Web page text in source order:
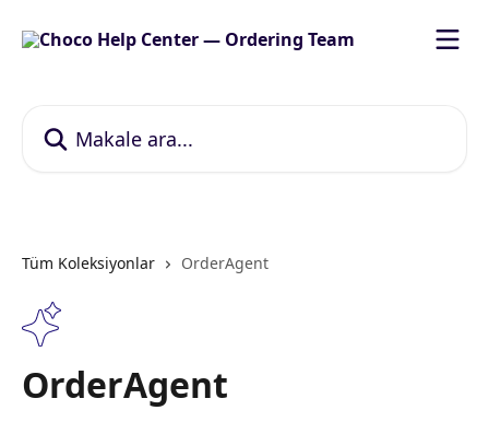
Tüm Koleksiyonlar OrderAgent
OrderAgent